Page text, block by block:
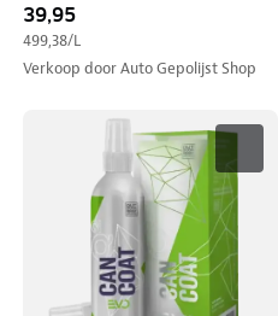
39,95
499,38/L
Verkoop doorAuto Gepolijst Shop